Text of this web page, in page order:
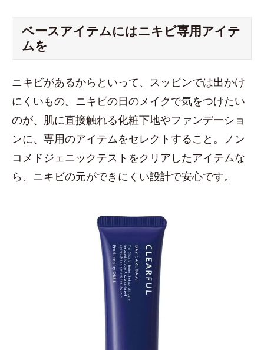
ベースアイテムにはニキビ専用アイテ
ムを
ニキビがあるからといって、スッピンでは出かけ
にくいもの。ニキビの日のメイクで気をつけたい
のが、肌に直接触れる化粧下地やファンデーショ
ンに、専用のアイテムをセレクトすること。ノン
コメドジェニックテストをクリアしたアイテムな
ら、ニキビの元ができにくい設計で安心です。